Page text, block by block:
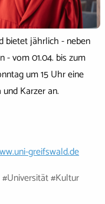
bietet jährlich - neben
- vom 01.04. bis zum
um 15 Uhr eine
Karzer an.
greifswald.de
#Kultur